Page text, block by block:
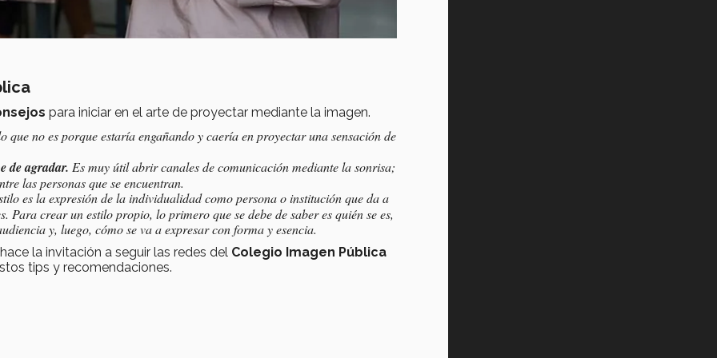
para iniciar en el arte de proyectar mediante la imagen.
que no es porque estaría engañando y caería en proyectar una sensación de
de agradar. Es muy útil abrir canales de comunicación mediante la sonrisa;
las personas que se encuentran.
es la expresión de la individualidad como persona o institución que da a
crear un estilo propio, lo primero que se debe de saber es quién se es,
y, luego, cómo se va a expresar con forma y esencia.
la invitación a seguir las redes del Colegio Imagen Pública
tips y recomendaciones.